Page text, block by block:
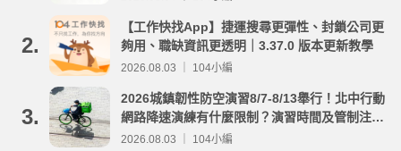
2.
【工作快找App】捷運搜尋更彈性、封鎖公司更
夠用、職缺資訊更透明｜3.37.0 版本更新教學
2026.08.03 ｜ 104小編
3.
2026城鎮韌性防空演習8/7-8/13舉行！北中行動
網路降速演練有什麼限制？演習時間及管制注意
事項整理
2026.08.03 ｜ 104小編